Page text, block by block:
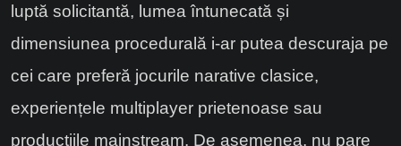
luptă solicitantă, lumea întunecată și
dimensiunea procedurală i-ar putea descuraja pe
cei care preferă jocurile narative clasice,
experiențele multiplayer prietenoase sau
producțiile mainstream. De asemenea, nu pare